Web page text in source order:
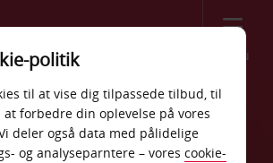
Menu
politik
til at vise dig tilpassede tilbud, til
forbedre din oplevelse på vores
deler også data med pålidelige
og analyseparntere – vores cookie-